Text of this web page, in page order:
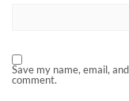
Save my name, email,
comment.